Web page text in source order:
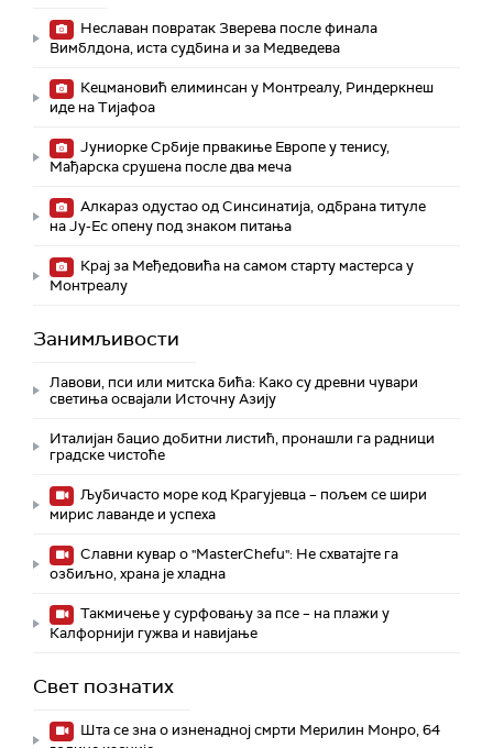
Неславан повратак Зверева после финала
Вимблдона, иста судбина и за Медведева
Кецмановић елиминсан у Монтреалу, Риндеркнеш
иде на Тијафоа
Јуниорке Србије првакиње Европе у тенису,
Мађарска срушена после два меча
Алкараз одустао од Синсинатија, одбрана титуле
на Ју-Ес опену под знаком питања
Крај за Међедовића на самом старту мастерса у
Монтреалу
Занимљивости
Лавови, пси или митска бића: Како су древни чувари
светиња освајали Источну Азију
Италијан бацио добитни листић, пронашли га радници
градске чистоће
Љубичасто море код Крагујевца – пољем се шири
мирис лаванде и успеха
Славни кувар о "MasterChefu": Не схватајте га
озбиљно, храна је хладна
Такмичење у сурфовању за псе – на плажи у
Калфорнији гужва и навијање
Свет познатих
Шта се зна о изненадној смрти Мерилин Монро, 64